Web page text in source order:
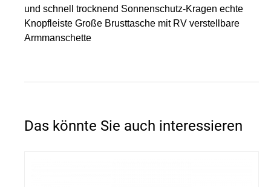
und schnell trocknend Sonnenschutz-Kragen echte
Knopfleiste Große Brusttasche mit RV verstellbare
Armmanschette
Das könnte Sie auch interessieren